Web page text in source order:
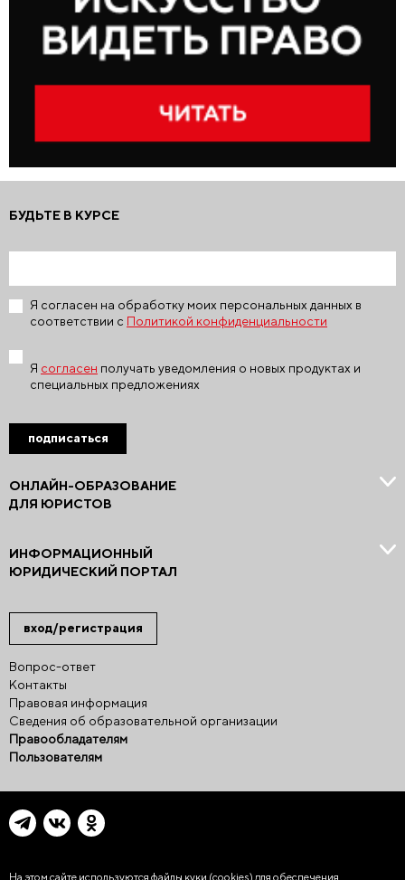
вход/регистрация
Вопрос-ответ
Контакты
Правовая информация
Сведения об образовательной организации
Правообладателям
Пользователям
ОНЛАЙН-ОБРАЗОВАНИЕ
ДЛЯ ЮРИСТОВ
ИНФОРМАЦИОННЫЙ
ЮРИДИЧЕСКИЙ ПОРТАЛ
БУДЬТЕ В КУРСЕ
Я согласен на обработку моих персональных данных в
соответствии с Политикой конфиденциальности
Я согласен получать уведомления о новых продуктах и
специальных предложениях
подписаться
На этом сайте используются файлы куки (cookies) для обеспечения